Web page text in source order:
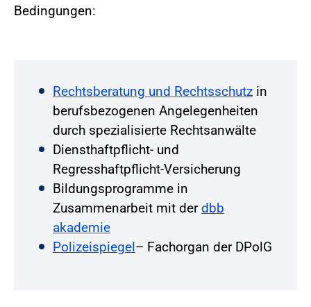
Bedingungen:
Rechtsberatung und Rechtsschutz in
berufsbezogenen Angelegenheiten
durch spezialisierte Rechtsanwälte
Diensthaftpflicht- und
Regresshaftpflicht-Versicherung
Bildungsprogramme in
Zusammenarbeit mit derdbb
akademie
Polizeispiegel– Fachorgan der DPolG